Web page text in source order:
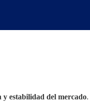
y estabilidad del mercado.